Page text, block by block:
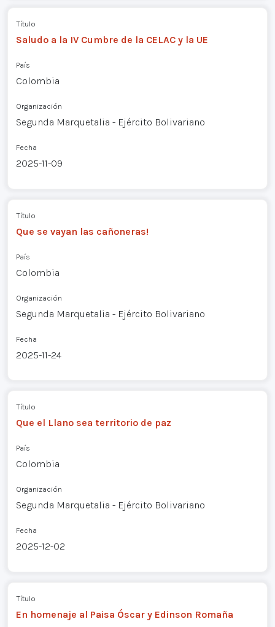
Título
Saludo a la IV Cumbre de la CELAC y la UE
País
Colombia
Organización
Segunda Marquetalia - Ejército Bolivariano
Fecha
2025-11-09
Título
Que se vayan las cañoneras!
País
Colombia
Organización
Segunda Marquetalia - Ejército Bolivariano
Fecha
2025-11-24
Título
Que el Llano sea territorio de paz
País
Colombia
Organización
Segunda Marquetalia - Ejército Bolivariano
Fecha
2025-12-02
Título
En homenaje al Paisa Óscar y Edinson Romaña